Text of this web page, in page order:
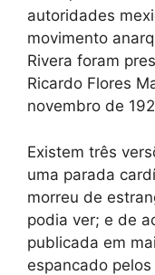
autoridades
movimento
Rivera foram
Ricardo Flores
novembro de
Existem três
uma parada
morreu de
podia ver; e de
publicada em
espancado